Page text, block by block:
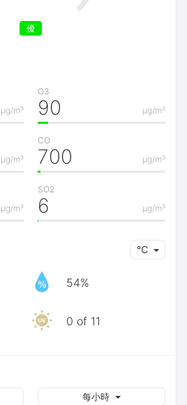
優
μg/m³
O3
μg/m³
90
μg/m³
CO
μg/m³
700
μg/m³
SO2
μg/m³
6
℃
54%
0 of 11
每小時